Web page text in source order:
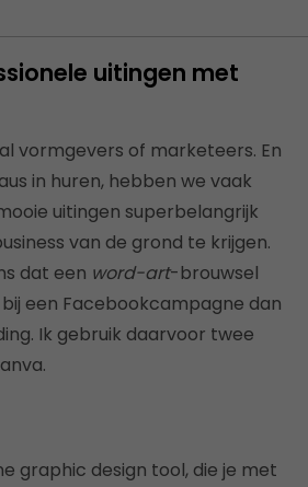
uitingen met
vormgevers of marketeers. En
in huren, hebben we vaak
uitingen superbelangrijk
van de grond te krijgen.
dat een word-art-brouwsel
een Facebookcampagne dan
Ik gebruik daarvoor twee
graphic design tool, die je met